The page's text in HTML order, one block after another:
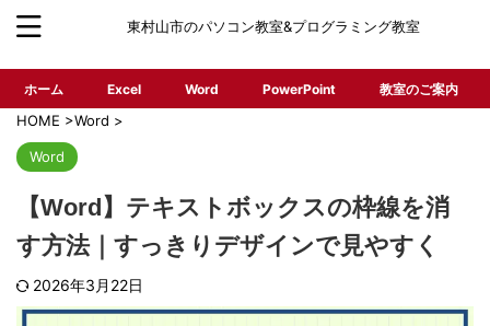
東村山市のパソコン教室&プログラミング教室
ホーム Excel Word PowerPoint 教室のご案内
HOME >Word >
Word
【Word】テキストボックスの枠線を消
す方法｜すっきりデザインで見やすく
2026年3月22日